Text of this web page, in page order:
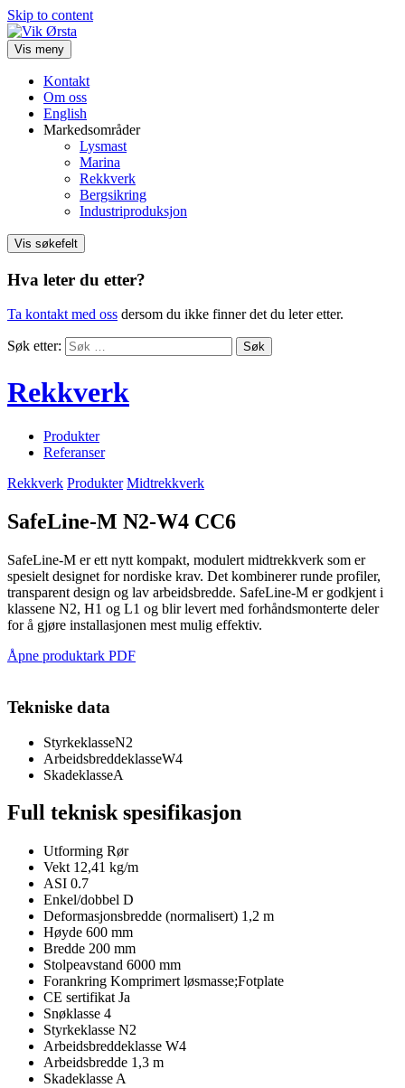
Skip to content
Vis meny
Kontakt
Om oss
English
Markedsområder
Lysmast
Marina
Rekkverk
Bergsikring
Industriproduksjon
Vis søkefelt
Hva leter du etter?
Ta kontakt med oss dersom du ikke finner det du leter etter.
Søk etter:
Rekkverk
Produkter
Referanser
Rekkverk Produkter Midtrekkverk
SafeLine-M N2-W4 CC6
SafeLine-M er ett nytt kompakt, modulert midtrekkverk som er
spesielt designet for nordiske krav. Det kombinerer runde profiler,
transparent design og lav arbeidsbredde. SafeLine-M er godkjent i
klassene N2, H1 og L1 og blir levert med forhåndsmonterte deler
for å gjøre installasjonen mest mulig effektiv.
Åpne produktark PDF
Tekniske data
StyrkeklasseN2
ArbeidsbreddeklasseW4
SkadeklasseA
Full teknisk spesifikasjon
Utforming Rør
Vekt 12,41 kg/m
ASI 0.7
Enkel/dobbel D
Deformasjonsbredde (normalisert) 1,2 m
Høyde 600 mm
Bredde 200 mm
Stolpeavstand 6000 mm
Forankring Komprimert løsmasse;Fotplate
CE sertifikat Ja
Snøklasse 4
Styrkeklasse N2
Arbeidsbreddeklasse W4
Arbeidsbredde 1,3 m
Skadeklasse A